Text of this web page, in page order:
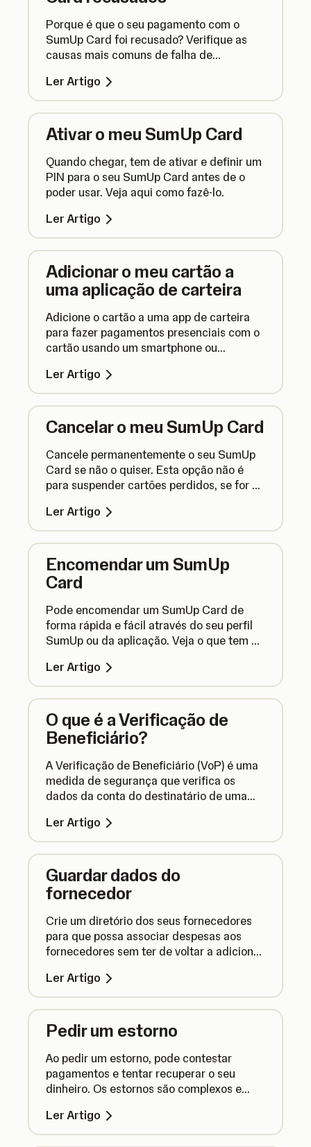
Porque é que o seu pagamento com o
SumUp Card foi recusado? Verifique as
causas mais comuns de falha de
fazer para corrigir o problema.
Ler Artigo
Ativar o meu SumUp Card
Quando chegar, tem de ativar e definir um
PIN para o seu SumUp Card antes de o
poder usar. Veja aqui como fazê-lo.
Ler Artigo
Adicionar o meu cartão a
uma aplicação de carteira
Adicione o cartão a uma app de carteira
para fazer pagamentos presenciais com o
cartão usando um smartphone ou
Ler Artigo
Cancelar o meu SumUp Card
Cancele permanentemente o seu SumUp
Card se não o quiser. Esta opção não é
para suspender cartões perdidos, se for o
instruções sobre como voltar a
encomendar.
Ler Artigo
Encomendar um SumUp
Card
Pode encomendar um SumUp Card de
forma rápida e fácil através do seu perfil
SumUp ou da aplicação. Veja o que tem de
Ler Artigo
O que é a Verificação de
Beneficiário?
A Verificação de Beneficiário (VoP) é uma
medida de segurança que verifica os
dados da conta do destinatário de uma
é enviado para o local correto. Aqui está
tudo o que precisa de saber sobre isto.
Ler Artigo
Guardar dados do
fornecedor
Crie um diretório dos seus fornecedores
para que possa associar despesas aos
fornecedores sem ter de voltar a adicionar
Ler Artigo
Pedir um estorno
Ao pedir um estorno, pode contestar
pagamentos e tentar recuperar o seu
dinheiro. Os estornos são complexos e
tudo o que precisa de saber.
Ler Artigo